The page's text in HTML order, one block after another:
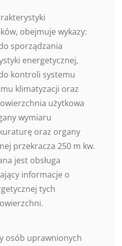
obejmuje wykazy:
sporządzania
energetycznej,
kontroli systemu
klimatyzacji oraz
użytkowa
wymiaru
oraz organy
przekracza 250 m kw.
jest obsługa
informacje o
tych
osób uprawnionych